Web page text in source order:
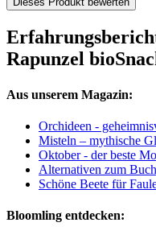
Rapunzel
Aus unserem Magazin:
Orchideen -
Misteln – mythische
Oktober - der beste
Alternativen zum
Schöne Beete für
Bloomling entdecken: